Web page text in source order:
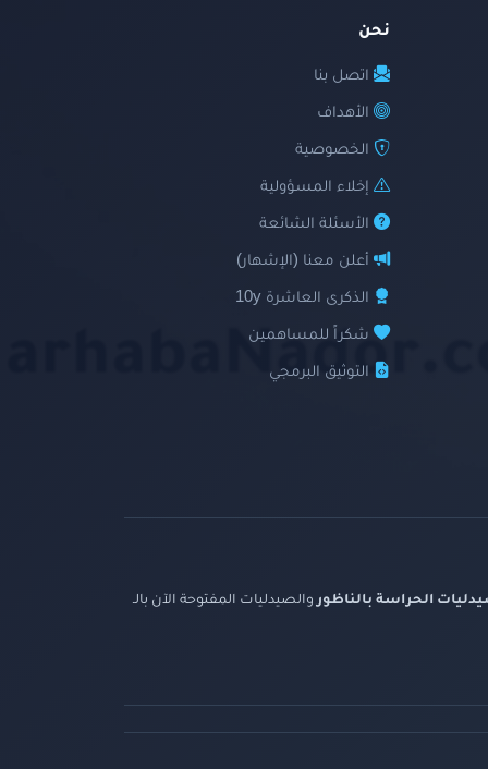
نحن
اتصل بنا
الأهداف
الخصوصية
إخلاء المسؤولية
الأسئلة الشائعة
أعلن معنا (الإشهار)
الذكرى العاشرة 10y
شكراً للمساهمين
التوثيق البرمجي
الحراسة بالناظوروالصيدليات المفتوحة الآن بالـ